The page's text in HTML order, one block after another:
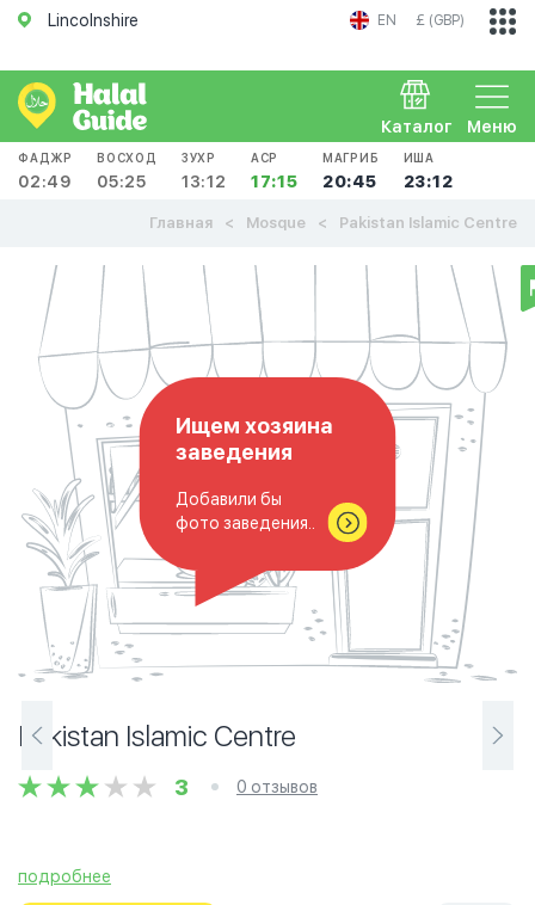
Lincolnshire EN £ (GBP)
Меню
Каталог
ФАДЖР
02:49
ВОСХОД
05:25
ЗУХР
13:12
АСР
17:15
МАГРИБ
20:45
ИША
23:12
Главная Mosque Pakistan Islamic Centre
Ищем хозяина
заведения
Добавили бы
фото заведения..
Pakistan Islamic Centre
3 0 отзывов
подробнее